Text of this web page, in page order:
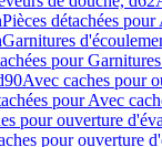
Pièces détachées
Garnitures
pour
Avec caches pour
pour Avec
pour ouverture
pour ouverture